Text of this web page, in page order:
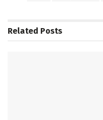
Related Posts